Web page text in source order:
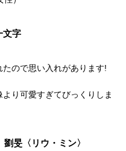
文字
たので思い入れがあります!
り可愛すぎてびっくりしま
旻〈リウ・ミン〉